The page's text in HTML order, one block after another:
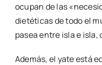
ocupan de las
dietéticas de todo el
pasea entre isla e isla,
Además, el yate está